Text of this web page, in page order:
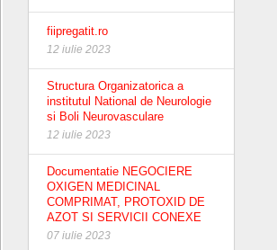
fiipregatit.ro
12 iulie 2023
Structura Organizatorica a
institutul National de Neurologie
si Boli Neurovasculare
12 iulie 2023
Documentatie NEGOCIERE
OXIGEN MEDICINAL
COMPRIMAT, PROTOXID DE
AZOT SI SERVICII CONEXE
07 iulie 2023